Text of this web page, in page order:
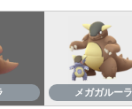
メガガルーラ